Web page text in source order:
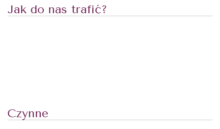
Jak do nas trafić?
Czynne